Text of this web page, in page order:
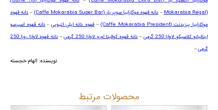
Mokarabia Regal)
–دانه قهوه موکارابیا سوپر بار(Caffe Mokarabia Super Bar)
–دانه قهوه
موکارابیا پرزیدنت(Caffe Mokarabia President)
–قهوه دانه ایلی اتیوپی -دانه قهوه اسپرسو
ایتالیانو کلاسیکو لاوازا 250 گرمی
–دانه قهوه کوالیتا اورو لاوازا 250 گرمی –
دانه قهوه لاوازا روزا 250
گرمی–
نویسنده: الهام خجسته
محصولات مرتبط